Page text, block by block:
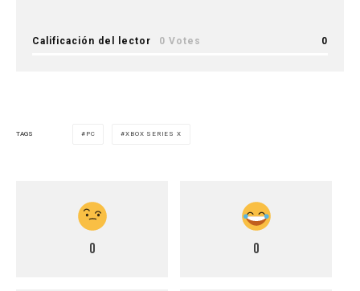
Calificación del lector 0 Votes 0
TAGS PC XBOX SERIES X
0 0